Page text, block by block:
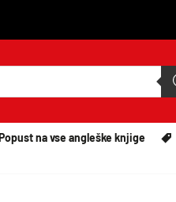
na vse angleške knjige